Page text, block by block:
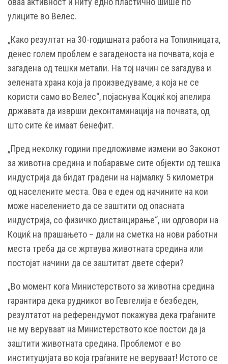
улиците во Велес.
„Како резултат на 30-годишната работа на Топилницата,
денес голем проблем е загаденоста на почвата, која е
загадена од тешки метали. На тој начин се загадува и
зелената храна која ја произведуваме, а која не се
користи само во Велес“, појаснува Коциќ кој апелира
државата да изврши деконтаминација на почвата, од
што сите ќе имаат бенефит.
„Пред неколку години предложивме измени во Законот
за животна средина и побаравме сите објекти од тешка
индустрија да бидат градени на најмалку 5 километри
од населените места. Ова е еден од начините на кои
може населението да се заштити од опасната
индустрија, со физичко дистанцирање“, ни одговори на
Коциќ на прашањето – дали на сметка на нови работни
места треба да се жртвува животната средина или
постојат начини да се заштитат двете сфери?
„Во момент кога Министерството за животна средина
гарантира дека рудникот во Гевгелија е безбеден,
резултатот на референдумот покажува дека граѓаните
не му веруваат на Министерството кое постои да ја
заштити животната средина. Проблемот е во
институцијата во која граѓаните не веруваат! Истото се